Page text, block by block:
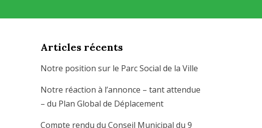
Articles récents
Notre position sur le Parc Social de la Ville
Notre réaction à l’annonce – tant attendue
– du Plan Global de Déplacement
Compte rendu du Conseil Municipal du 9